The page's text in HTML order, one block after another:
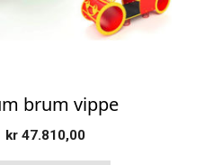
brum vippe
kr47.810,00